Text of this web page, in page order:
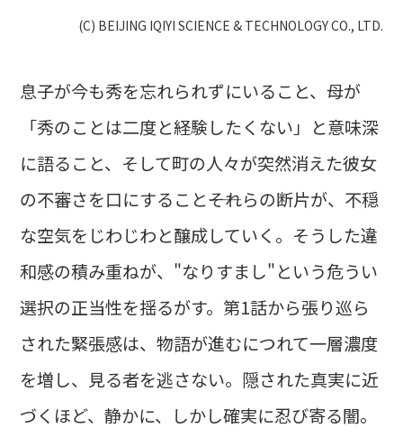
(C) BEIJING IQIYI SCIENCE & TECHNOLOGY CO., LTD.
息子が今も秀を忘れられずにいること、母が
「秀のことは二度と経験したくない」と意味深
に語ること、そして町の人々が突然消えた彼女
の不審さを口にすること――それらの断片が、不穏
な空気をじわじわと醸成していく。そうした違
和感の積み重ねが、"なりすまし"という危うい
選択の正当性を揺るがす。第1話から張り巡ら
された緊張感は、物語が進むにつれて一層濃度
を増し、見る者を逃さない。隠された真実に近
づくほど、静かに、しかし確実に忍び寄る闇。